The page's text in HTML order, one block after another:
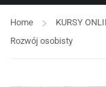
Home KURSY
Rozwój osobisty